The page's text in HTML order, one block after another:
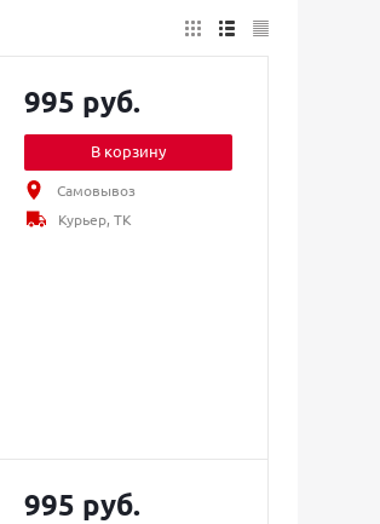
995 руб.
В корзину
Самовывоз
Курьер, ТК
995 руб.